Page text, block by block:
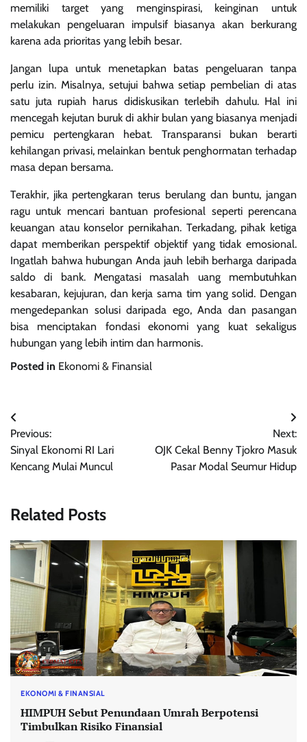
memiliki target yang menginspirasi, keinginan untuk
melakukan pengeluaran impulsif biasanya akan berkurang
karena ada prioritas yang lebih besar.
Jangan lupa untuk menetapkan batas pengeluaran tanpa
perlu izin. Misalnya, setujui bahwa setiap pembelian di atas
satu juta rupiah harus didiskusikan terlebih dahulu. Hal ini
mencegah kejutan buruk di akhir bulan yang biasanya menjadi
pemicu pertengkaran hebat. Transparansi bukan berarti
kehilangan privasi, melainkan bentuk penghormatan terhadap
masa depan bersama.
Terakhir, jika pertengkaran terus berulang dan buntu, jangan
ragu untuk mencari bantuan profesional seperti perencana
keuangan atau konselor pernikahan. Terkadang, pihak ketiga
dapat memberikan perspektif objektif yang tidak emosional.
Ingatlah bahwa hubungan Anda jauh lebih berharga daripada
saldo di bank. Mengatasi masalah uang membutuhkan
kesabaran, kejujuran, dan kerja sama tim yang solid. Dengan
mengedepankan solusi daripada ego, Anda dan pasangan
bisa menciptakan fondasi ekonomi yang kuat sekaligus
hubungan yang lebih intim dan harmonis.
Posted in Ekonomi & Finansial
Navigasi
pos
Previous:
Sinyal Ekonomi RI Lari
Kencang Mulai Muncul
Next:
OJK Cekal Benny Tjokro Masuk
Pasar Modal Seumur Hidup
Related Posts
EKONOMI & FINANSIAL
HIMPUH Sebut Penundaan Umrah Berpotensi
Timbulkan Risiko Finansial